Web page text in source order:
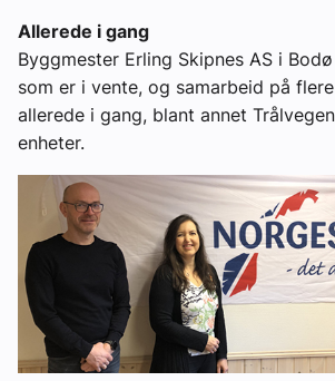
Allerede i gang
Byggmester Erling Skipnes AS i
som er i vente, og samarbeid på
allerede i gang, blant annet
enheter.